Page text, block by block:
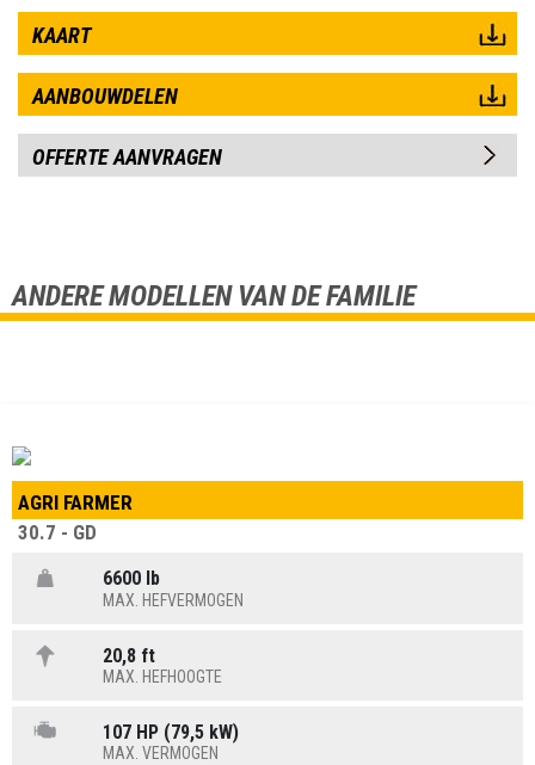
KAART
AANBOUWDELEN
OFFERTE AANVRAGEN
ANDERE MODELLEN VAN DE FAMILIE
AGRI FARMER
30.7 - GD
6600 lb
MAX. HEFVERMOGEN
20,8 ft
MAX. HEFHOOGTE
107 HP (79,5 kW)
MAX. VERMOGEN